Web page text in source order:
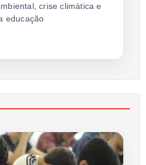
crise climática e
educação